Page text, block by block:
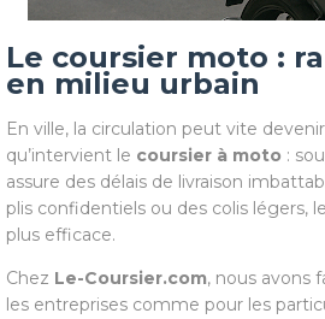
Le coursier moto :
en milieu urbain
En ville, la circulation peut vite
qu’intervient le coursier à moto :
assure des délais de livraison
plis confidentiels ou des colis légers,
plus efficace.
Chez Le-Coursier.com, nous avons
les entreprises comme pour les